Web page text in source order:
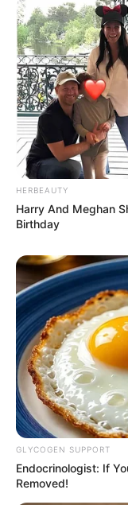
Kamar Raja
Tampil Lebih
Hasil
90 Tahun
HERBEAUTY
Harry And Meghan
Birthday
GLYCOGEN SUPPORT
Endocrinologist: If
Removed!